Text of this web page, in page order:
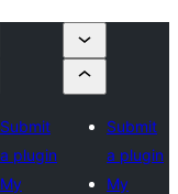
Submit
a plugin
My
Submit
a plugin
My